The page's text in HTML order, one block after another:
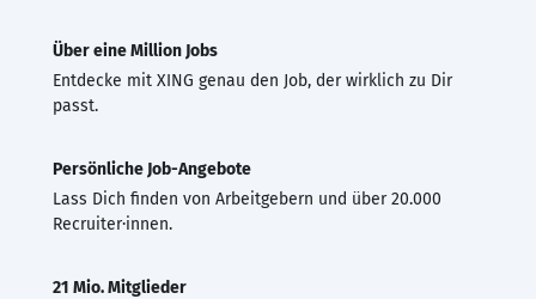
Über eine Million Jobs
Entdecke mit XING genau den Job, der wirklich zu Dir
passt.
Persönliche Job-Angebote
Lass Dich finden von Arbeitgebern und über 20.000
Recruiter·innen.
21 Mio. Mitglieder